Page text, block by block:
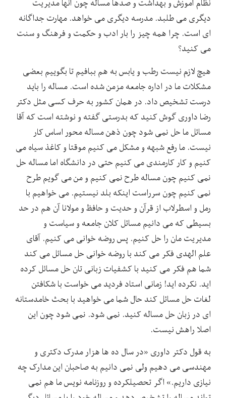
دیگری می طلبد. مدرسه دیگری می خواهد. مهارت جداگانه
ای است. چرا همه چیز را بار ادب و حکمت و فرهنگ و سنت
می کنید؟
هیچ لازم نیست رطب و یابس به هم ببافیم تا بگوییم بعضی
مشکلات ما در اداره جامعه مزمن شده است. مساله را باید
درست تشخیص داد. در همان کشور به حرف کسی مثل دکتر
رضا داوری گوش کنید که بدرستی گفته و نوشته است که آقا
مسائل ما حل نمی شود چون ذهن مساله محور اساس کار
نیست. ما رفع شبهه و مشکل می کنیم موقتا و کاغذ سیاه می
کنیم و کار کارمندی می کنیم حتی در دانشگاه اما مساله حل
نمی کنیم چون مساله طرح نمی کنیم و من می گویم طرح
نمی کنیم چون سرراست اینکه بلد نیستیم. می خواهیم با
رمل و اسطرلاب از قرآن و حدیت و حافظ و مولانا آن هم در حد
بسیطی که می دانیم مسائل کلان جامعه و سیاست و
مدیریت مان را حل کنیم. پس روضه خوانی می کنیم. آقای
علم الهدی فکر می کند با روضه خوانی حل مسائل می کند
شما هم فکر می کنید با کشفیات زبانی تان حل مسائل کرده
اید. نکرده اید! زمانی استاد فردید می خواست با شکافتن
لغات حل مسائل کند حال شما می خواهید با بحث خامدستانه
ای در زبان حل مساله کنید. نمی شود. نمی شود چون این
اصلا راهش نیست.
به قول دکتر داوری «در سال ده ها هزار مدرک دکتری و
مهندسی می دهیم ولی نمی دانیم به صاحبان این مدارک چه
نیازی داریم.» اگر تحصیلکرده و روزنامه نویس ما هم نمی